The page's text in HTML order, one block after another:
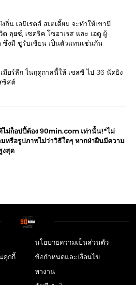
ถิ่น เอมิเรตส์ สเตเดี้ยม จะทำให้เขามี
ลุยซ์, เซดริค โซอาเรส และ เอดู ผู้
ซึ่งมี ชูรับเชียน เป็นตัวแทนเช่นกัน
มียร์ลีก ในฤดูกาลนี้ให้ เชลซี ไป 36 นัดยิง
ซิสต์
ม่ก็อปปี้ต้อง 90min.com เท่านั้น!*ไม่
รือรูปภาพไม่ว่าวิธีใดๆ หากฝ่าฝืนมีความ
งสุด
นโยบายความเป็นส่วนตัว
คุกกี้
ข้อกำหนดและเงื่อนไข
หางาน